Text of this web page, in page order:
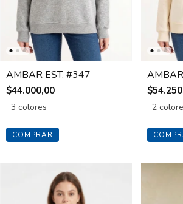
AMBAR EST. #347
$44.000,00
3 colores
COMPRAR
2